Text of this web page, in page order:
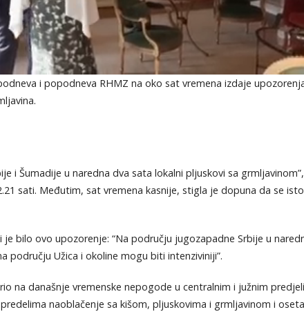
i popodneva RHMZ na oko sat vremena izdaje
i Šumadije u naredna dva sata lokalni plјuskovi sa
sati. Međutim, sat vremena kasnije, stigla je dopuna da se
je bilo ovo upozorenje: “Na području jugozapadne Srbije u
području Užica i okoline mogu biti intenziviniji”.
na današnje vremenske nepogode u centralnim i južnim
naoblačenje sa kišom, plјuskovima i grmlјavinom i